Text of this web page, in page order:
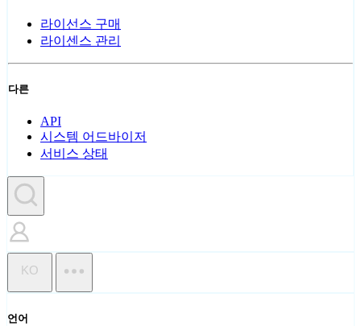
라이선스 구매
라이센스 관리
다른
API
시스템 어드바이저
서비스 상태
KO
언어